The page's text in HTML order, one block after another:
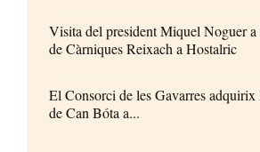
Visita del president Miquel Noguer a
de Càrniques Reixach a Hostalric
El Consorci de les Gavarres adquirix
de Can Bóta a...